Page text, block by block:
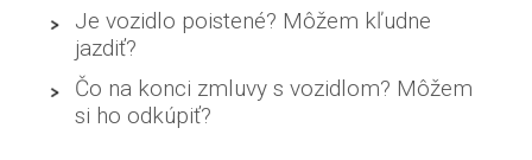
Je vozidlo poistené? Môžem kľudne
jazdiť?
Čo na konci zmluvy s vozidlom? Môžem
si ho odkúpiť?